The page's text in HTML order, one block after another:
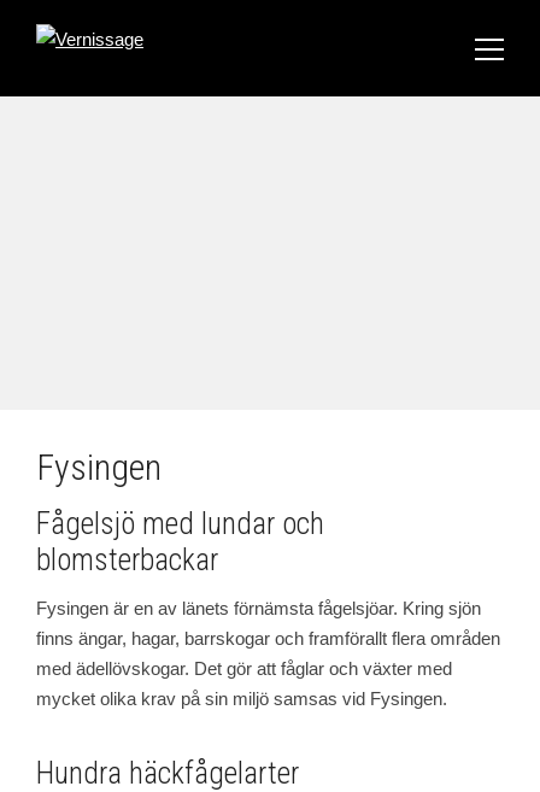
Fysingen
Fågelsjö med lundar och
blomsterbackar
Fysingen är en av länets förnämsta fågelsjöar. Kring sjön
finns ängar, hagar, barrskogar och framförallt flera områden
med ädellövskogar. Det gör att fåglar och växter med
mycket olika krav på sin miljö samsas vid Fysingen.
Hundra häckfågelarter